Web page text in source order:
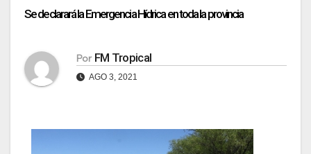
Se declarará la Emergencia Hídrica en toda la provincia
Por FM Tropical
AGO 3, 2021